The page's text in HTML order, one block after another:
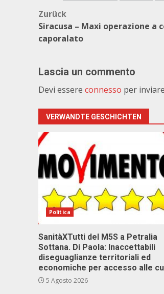
Beitragsnavigation
Zurück
Siracusa – Maxi operazione a
caporalato
Lascia un commento
Devi essere connesso per
VERWANDTE GESCHICHTEN
Politica
SanitàXTutti del M5S a Petralia
Sottana. Di Paola: Inaccettabili
diseguaglianze territoriali ed
economiche per accesso alle
5 Agosto 2026